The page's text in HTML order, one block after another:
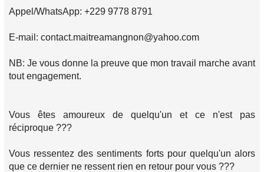
Appel/WhatsApp: +229 9778 8791
E-mail: contact.maitreamangnon@yahoo.com
NB: Je vous donne la preuve que mon travail marche avant
tout engagement.
Vous êtes amoureux de quelqu'un et ce n'est pas
réciproque ???
Vous ressentez des sentiments forts pour quelqu'un alors
que ce dernier ne ressent rien en retour pour vous ???